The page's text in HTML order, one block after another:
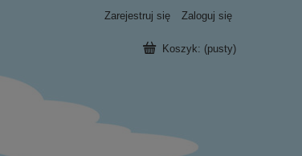
Zarejestruj się Zaloguj się
Koszyk: (pusty)